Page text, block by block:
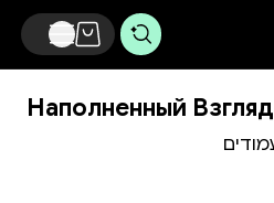
Наполненный Взгляд